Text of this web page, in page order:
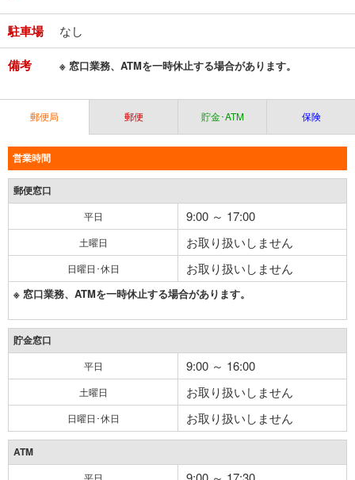
駐車場 なし
備考 ※ 窓口業務、ATMを一時休止する場合があります。
郵便局 郵便 貯金･ATM 保険
営業時間
郵便窓口
平日 9:00 ～ 17:00
土曜日 お取り扱いしません
日曜日･休日 お取り扱いしません
※ 窓口業務、ATMを一時休止する場合があります。
貯金窓口
平日 9:00 ～ 16:00
土曜日 お取り扱いしません
日曜日･休日 お取り扱いしません
ATM
平日